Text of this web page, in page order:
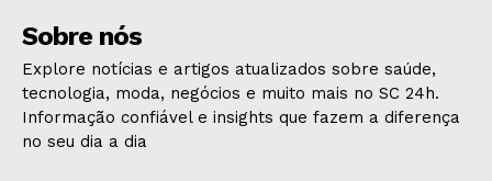
Sobre nós
Explore notícias e artigos atualizados sobre saúde,
tecnologia, moda, negócios e muito mais no SC 24h.
Informação confiável e insights que fazem a diferença
no seu dia a dia